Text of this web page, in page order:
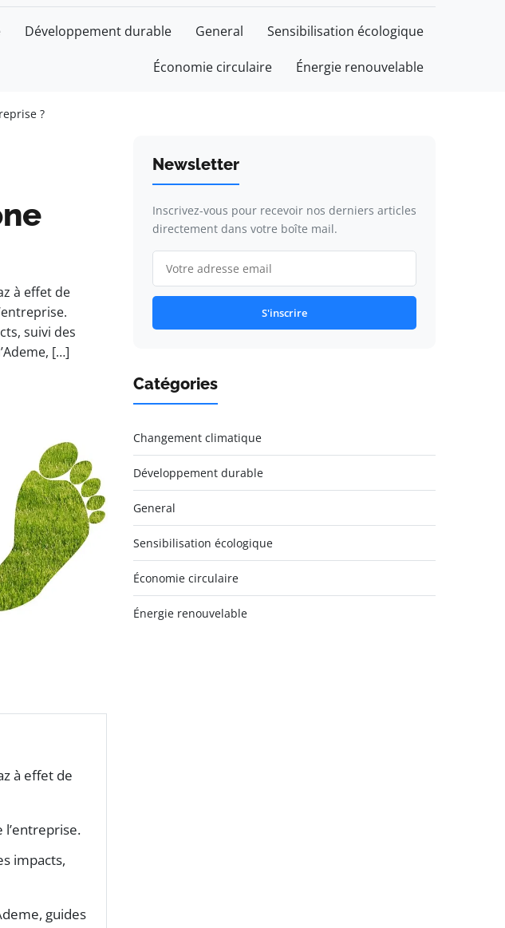
Développement durable General Sensibilisation écologique
Économie circulaire Énergie renouvelable
?
à effet de
suivi des
[…]
à effet de
l’entreprise.
impacts,
guides
Newsletter
Inscrivez-vous pour recevoir nos derniers articles
directement dans votre boîte mail.
S'inscrire
Catégories
Changement climatique
Développement durable
General
Sensibilisation écologique
Économie circulaire
Énergie renouvelable